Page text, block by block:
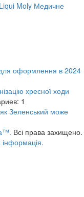
Moly Медичне
оформлення в 2024
хресної ходи
1
Зеленський може
Всі права захищено.